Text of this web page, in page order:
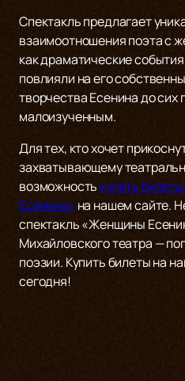
Спектакль предлагает
взаимоотношения поэта с
как драматические
повлияли на его
творчества Есенина до сих
малоизученным.
Для тех, кто хочет
захватывающему
возможность купить
Есенина» на нашем сайте.
спектакль «Женщины
Михайловского театра —
поэзии. Купить билеты на
сегодня!